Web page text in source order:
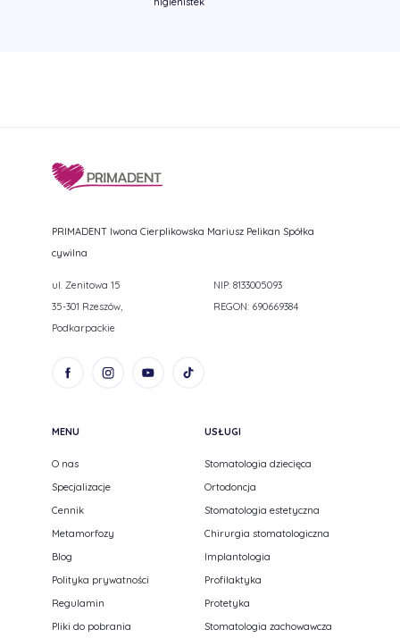
PRIMADENT Iwona Cierplikowska Mariusz Pelikan Spółka
cywilna
ul. Zenitowa 15
35-301 Rzeszów,
Podkarpackie
NIP: 8133005093
REGON: 690669384
MENU
O nas
Specjalizacje
Cennik
Metamorfozy
Blog
Polityka prywatności
Regulamin
Pliki do pobrania
USŁUGI
Stomatologia dziecięca
Ortodoncja
Stomatologia estetyczna
Chirurgia stomatologiczna
Implantologia
Profilaktyka
Protetyka
Stomatologia zachowawcza